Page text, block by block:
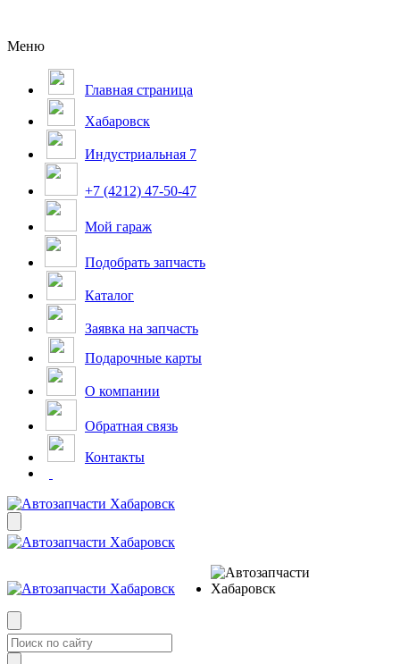
Меню
Главная страница
Хабаровск
Индустриальная 7
+7 (4212) 47-50-47
Мой гараж
Подобрать запчасть
Каталог
Заявка на запчасть
Подарочные карты
О компании
Обратная связь
Контакты